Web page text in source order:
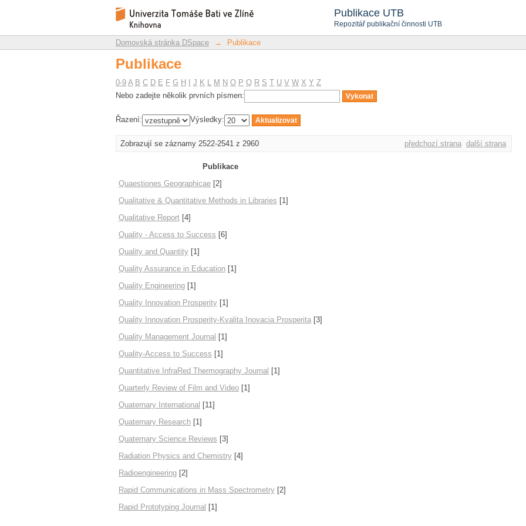
Publikace UTB
Repozitář publikační činnosti UTB
Publikace
Repozitář DSpace/Manakin
Domovská stránka DSpace → Publikace
Publikace
0-9 A B C D E F G H J K L M N O P Q R S T U V W X Y Z
Nebo zadejte několik prvních písmen:
Řazení: Výsledky:
Zobrazují se záznamy 2522-2541 z 2960 předchozí strana další strana
Publikace
Quaestiones Geographicae [2]
Qualitative & Quantitative Methods in Libraries [1]
Qualitative Report [4]
Quality - Access to Success [6]
Quality and Quantity [1]
Quality Assurance in Education [1]
Quality Engineering [1]
Quality Innovation Prosperity [1]
Quality Innovation Prosperity-Kvalita Inovacia Prosperita [3]
Quality Management Journal [1]
Quality-Access to Success [1]
Quantitative InfraRed Thermography Journal [1]
Quarterly Review of Film and Video [1]
Quaternary International [11]
Quaternary Research [1]
Quaternary Science Reviews [3]
Radiation Physics and Chemistry [4]
Radioengineering [2]
Rapid Communications in Mass Spectrometry [2]
Rapid Prototyping Journal [1]